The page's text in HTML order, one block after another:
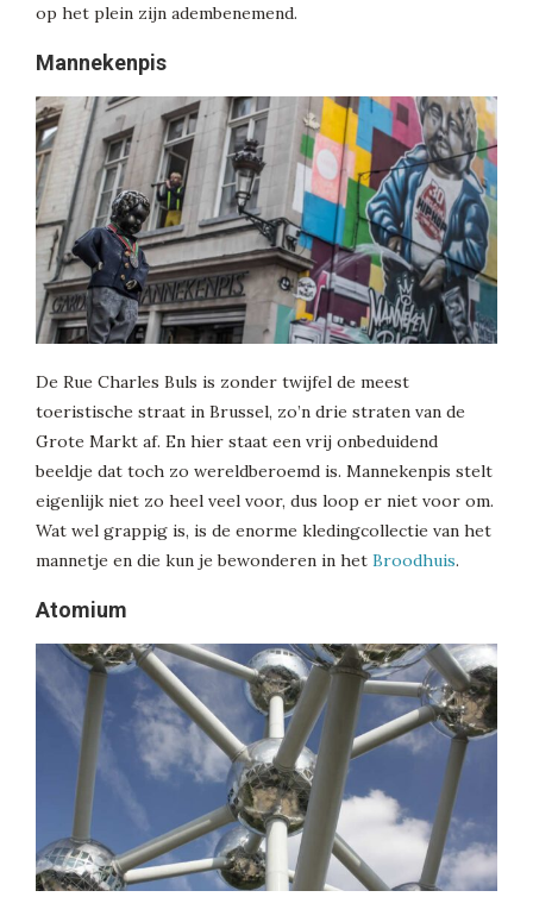
op het plein zijn adembenemend.
Mannekenpis
De Rue Charles Buls is zonder twijfel de meest
toeristische straat in Brussel, zo’n drie straten van de
Grote Markt af. En hier staat een vrij onbeduidend
beeldje dat toch zo wereldberoemd is. Mannekenpis stelt
eigenlijk niet zo heel veel voor, dus loop er niet voor om.
Wat wel grappig is, is de enorme kledingcollectie van het
mannetje en die kun je bewonderen in het Broodhuis.
Atomium